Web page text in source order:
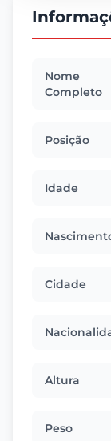
Nome
Completo
Posição
Idade
Cidade
Altura
Peso